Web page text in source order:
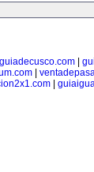
guiadecusco.com|
|